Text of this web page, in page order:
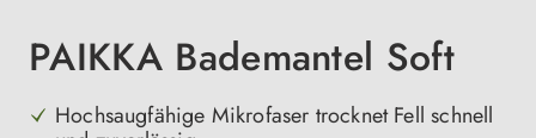
PAIKKA Bademantel Soft
Hochsaugfähige Mikrofaser trocknet Fell schnell